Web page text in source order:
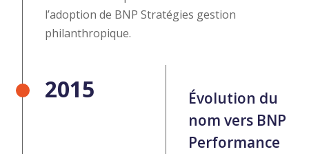
l’adoption de BNP Stratégies gestion
philanthropique.
2015
Évolution du
nom vers BNP
Performance